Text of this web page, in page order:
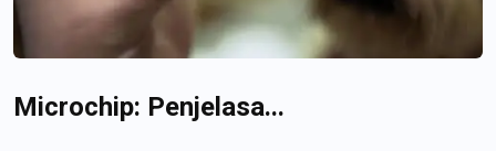
Microchip: Penjelasa...